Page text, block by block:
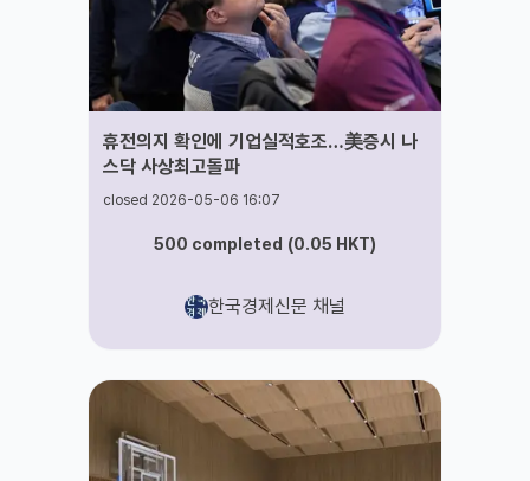
휴전의지 확인에 기업실적호조…美증시 나
스닥 사상최고돌파
closed 2026-05-06 16:07
500 completed (0.05 HKT)
한국경제신문 채널